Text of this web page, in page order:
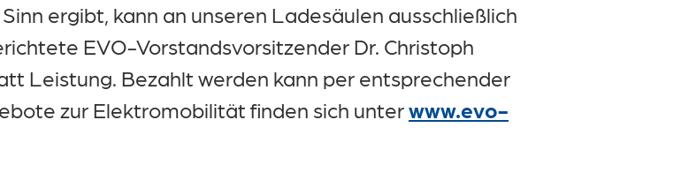
ergibt, kann an unseren Ladesäulen ausschließlich
EVO-Vorstandsvorsitzender Dr. Christoph
Leistung. Bezahlt werden kann per entsprechender
zur Elektromobilität finden sich unterwww.evo-